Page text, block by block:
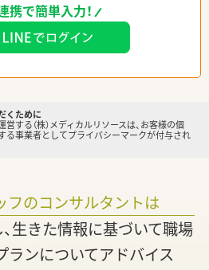
携で簡単入力！
くために
する（株）メディカルリソースは、お客様の個
る事業者としてプライバシーマークが付与され
フのコンサルタントは
生きた情報に基づいて職場
ランについてアドバイス